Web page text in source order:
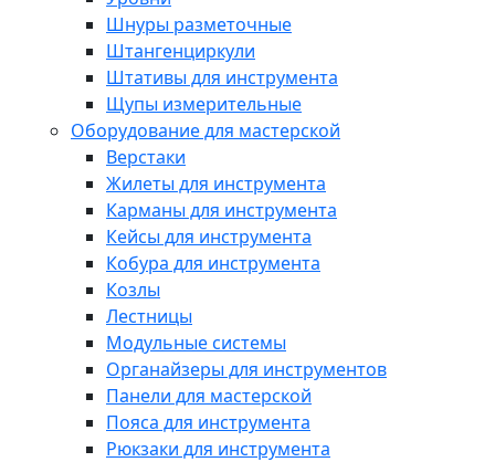
Шнуры разметочные
Штангенциркули
Штативы для инструмента
Щупы измерительные
Оборудование для мастерской
Верстаки
Жилеты для инструмента
Карманы для инструмента
Кейсы для инструмента
Кобура для инструмента
Козлы
Лестницы
Модульные системы
Органайзеры для инструментов
Панели для мастерской
Пояса для инструмента
Рюкзаки для инструмента